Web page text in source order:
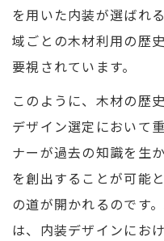
を用いた内装が選ばれ
域ごとの木材利用の歴
要視されています。
このように、木材の歴
デザイン選定において
ナーが過去の知識を生
を創出することが可能
の道が開かれるのです
は、内装デザインにお